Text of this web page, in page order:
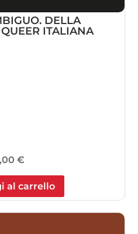
DELLA
ITALIANA
€
al carrello